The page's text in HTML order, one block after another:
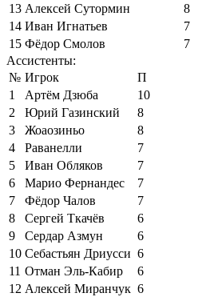
13 Алексей Сутормин
8
14 Иван Игнатьев
7
15 Фёдор Смолов
7
Ассистенты:
№ Игрок
П
1
Артём Дзюба
10
2
Юрий Газинский
8
3
Жоаозиньо
8
4
Раванелли
7
5
Иван Обляков
7
6
Марио Фернандес
7
7
Фёдор Чалов
7
8
Сергей Ткачёв
6
9
Сердар Азмун
6
10 Себастьян Дриусси 6
11 Отман Эль-Кабир
6
12 Алексей Миранчук 6